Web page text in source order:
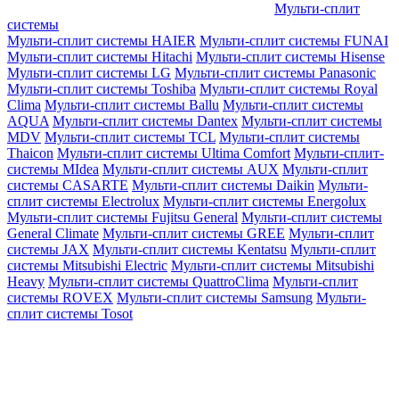
Мульти-сплит
системы
Мульти-сплит системы HAIER Мульти-сплит системы FUNAI
Мульти-сплит системы Hitachi Мульти-сплит системы Hisense
Мульти-сплит системы LG Мульти-сплит системы Panasonic
Мульти-сплит системы Toshiba Мульти-сплит системы Royal
Clima Мульти-сплит системы Ballu Мульти-сплит системы
AQUA Мульти-сплит системы Dantex Мульти-сплит системы
MDV Мульти-сплит системы TCL Мульти-сплит системы
Thaicon Мульти-сплит системы Ultima Comfort Мульти-сплит-
системы MIdea Мульти-сплит системы AUX Мульти-сплит
системы CASARTE Мульти-сплит системы Daikin Мульти-
сплит системы Electrolux Мульти-сплит системы Energolux
Мульти-сплит системы Fujitsu General Мульти-сплит системы
General Climate Мульти-сплит системы GREE Мульти-сплит
системы JAX Мульти-сплит системы Kentatsu Мульти-сплит
системы Mitsubishi Electric Мульти-сплит системы Mitsubishi
Heavy Мульти-сплит системы QuattroClima Мульти-сплит
системы ROVEX Мульти-сплит системы Samsung Мульти-
сплит системы Tosot